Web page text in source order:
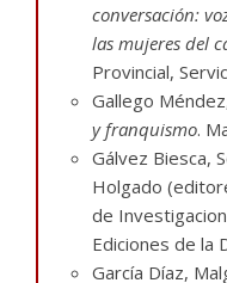
conversación:
las mujeres del
Provincial,
Gallego
y franquismo.
Gálvez Biesca,
Holgado
de
Ediciones de la
García Díaz,